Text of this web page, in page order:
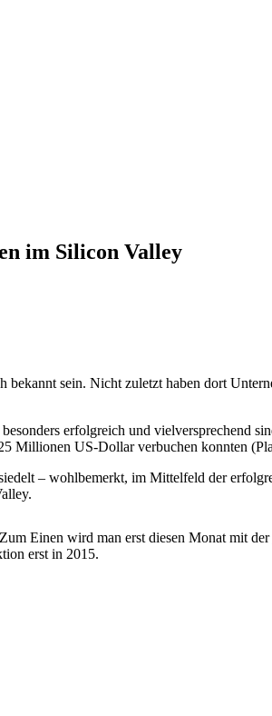
im Silicon Valley
sein. Nicht zuletzt haben dort
erfolgreich und vielversprechend
Millionen US-Dollar verbuchen konnten
– wohlbemerkt, im Mittelfeld der
Einen wird man erst diesen Monat mit der
erst in 2015.